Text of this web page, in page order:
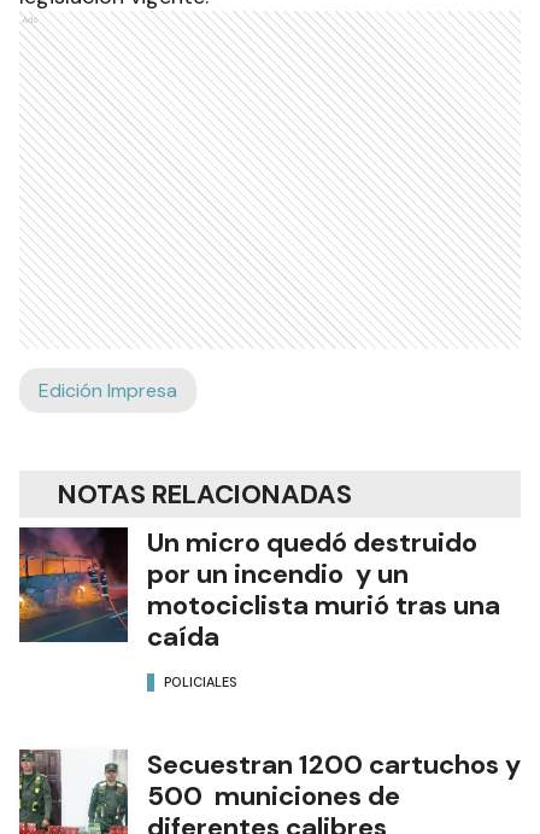
Ads
Edición Impresa
NOTAS RELACIONADAS
Un micro quedó destruido
por un incendio y un
motociclista murió tras una
caída
POLICIALES
Secuestran 1200 cartuchos y
500 municiones de